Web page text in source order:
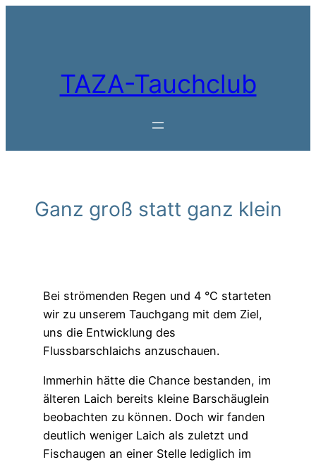
TAZA-Tauchclub
Ganz groß statt ganz klein
Bei strömenden Regen und 4 °C starteten
wir zu unserem Tauchgang mit dem Ziel,
uns die Entwicklung des
Flussbarschlaichs anzuschauen.
Immerhin hätte die Chance bestanden, im
älteren Laich bereits kleine Barschäuglein
beobachten zu können. Doch wir fanden
deutlich weniger Laich als zuletzt und
Fischaugen an einer Stelle lediglich im